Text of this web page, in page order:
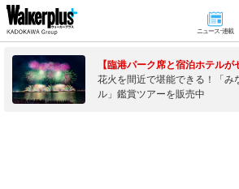
ニュース･連載
【臨港パーク席と宿泊ホテルが
花火を間近で堪能できる！「み
ル」鑑賞ツアーを販売中